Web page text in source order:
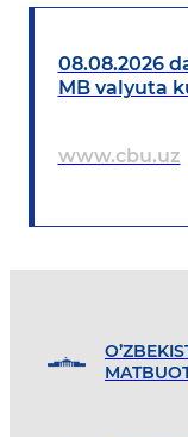
08.08.2026
MB valyuta
www.cbu.uz